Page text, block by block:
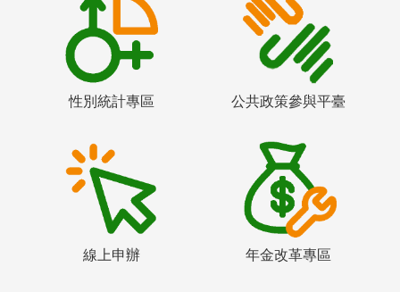
性別統計專區 公共政策參與平臺
線上申辦 年金改革專區